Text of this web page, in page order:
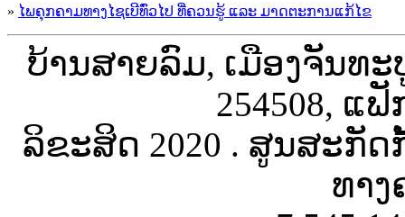
» ໄພຄຸກຄາມທາງໄຊເບີທົ່ວໄປ ທີ່ຄວນຮູ້ ແລະ ມາດຕະການແກ້ໄຂ
ບ້ານສາຍລົມ, ເມືອງຈັນທະ
254508, ແຟັ
ລິຂະສິດ 2020 . ສູນສະກັ
ທາງ